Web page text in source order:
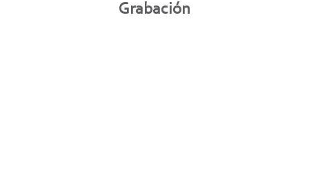
Grabación